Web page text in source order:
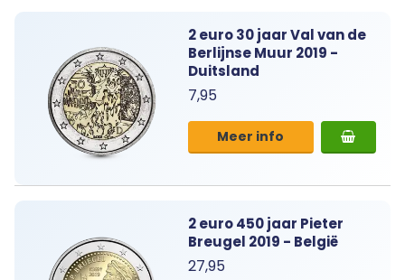
2 euro 30 jaar Val van de
Berlijnse Muur 2019 -
Duitsland
7,95
Meer info
2 euro 450 jaar Pieter
Breugel 2019 - België
27,95